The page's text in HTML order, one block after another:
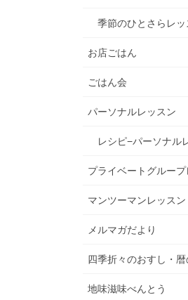
季節のひとさらレ
お店ごはん
ごはん会
パーソナルレッスン
レシピ−パーソナル
プライベートグルー
マンツーマンレッスン
メルマガだより
四季折々のおすし・暦
地味滋味べんとう